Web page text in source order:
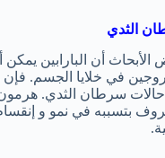
الثدي
أن البارابين يمكن
في خلايا الجسم. فإن
سرطان الثدي. هرمون
بتسببه في نمو و إنقسام